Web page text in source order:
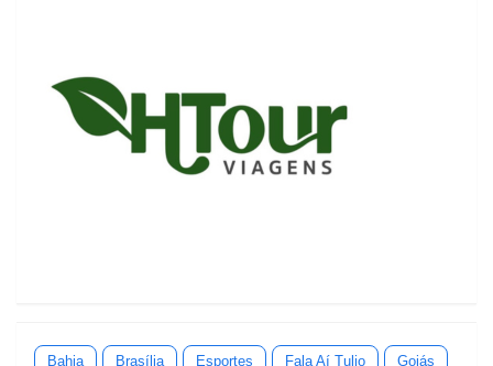
Bahia Brasília Esportes Fala Aí Tulio Goiás